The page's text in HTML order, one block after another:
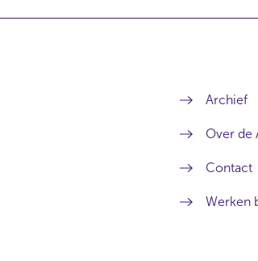
Archief
Over de
Contact
Werken